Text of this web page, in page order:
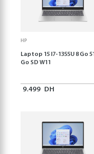
HP
Laptop 15 I7-1355U 8 Go
Go SD W11
9.499 DH